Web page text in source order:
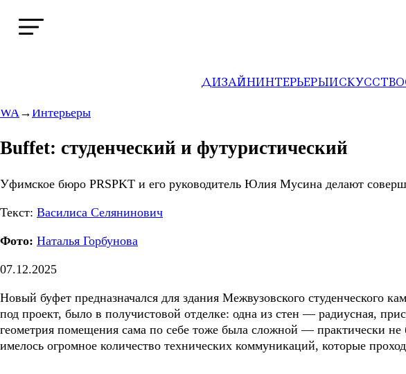
ДИЗАЙНИНТЕРЬЕРЫИСКУССТВО
WA → Интерьеры
Buffet: студенческий и футуристический
Уфимское бюро PRSPKT и его руководитель Юлия Мусина делают
Текст: Василиса Селянинович
Фото: Наталья Горбунова
07.12.2025
Новый буфет предназначался для здания Межвузовского студенческого
под проект, было в получистовой отделке: одна из стен — радиусная,
геометрия помещения сама по себе тоже была сложной — практически
имелось огромное количество технических коммуникаций, которые